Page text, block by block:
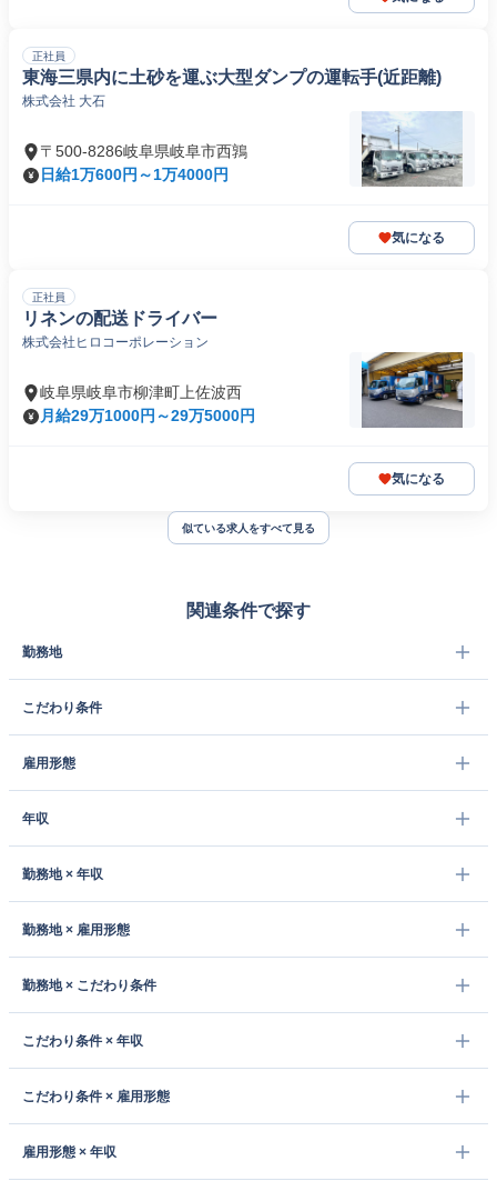
正社員
東海三県内に土砂を運ぶ大型ダンプの運転手(近距離)
株式会社 大石
〒500-8286岐阜県岐阜市西鶉
日給1万600円～1万4000円
気になる
正社員
リネンの配送ドライバー
株式会社ヒロコーポレーション
岐阜県岐阜市柳津町上佐波西
月給29万1000円～29万5000円
気になる
似ている求人をすべて見る
関連条件で探す
勤務地
こだわり条件
雇用形態
年収
勤務地 × 年収
勤務地 × 雇用形態
勤務地 × こだわり条件
こだわり条件 × 年収
こだわり条件 × 雇用形態
雇用形態 × 年収